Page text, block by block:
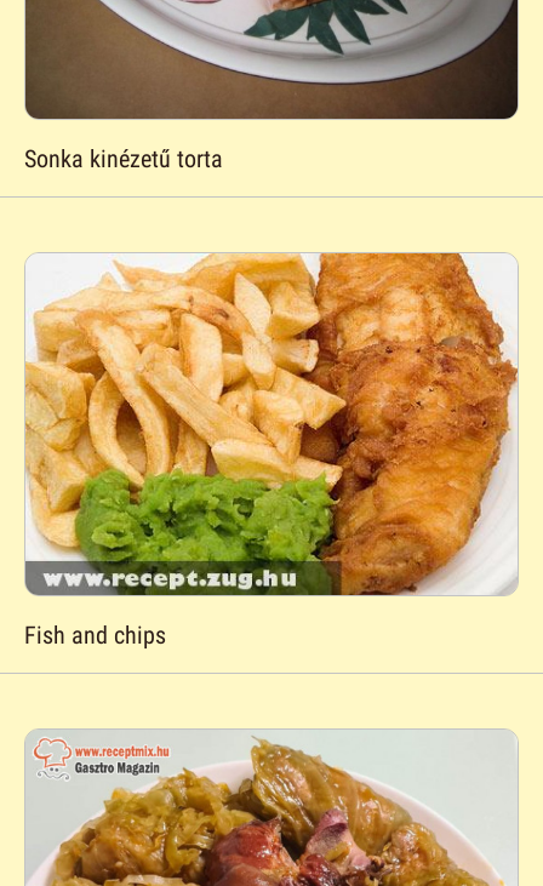
Sonka kinézetű torta
Fish and chips